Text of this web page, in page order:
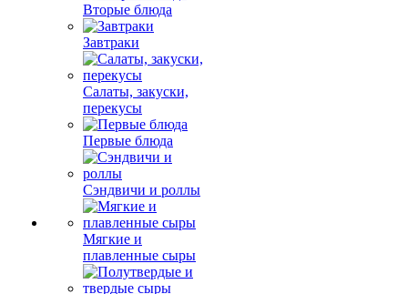
Вторые блюда
Завтраки
Салаты, закуски,
перекусы
Первые блюда
Сэндвичи и роллы
Мягкие и
плавленные сыры